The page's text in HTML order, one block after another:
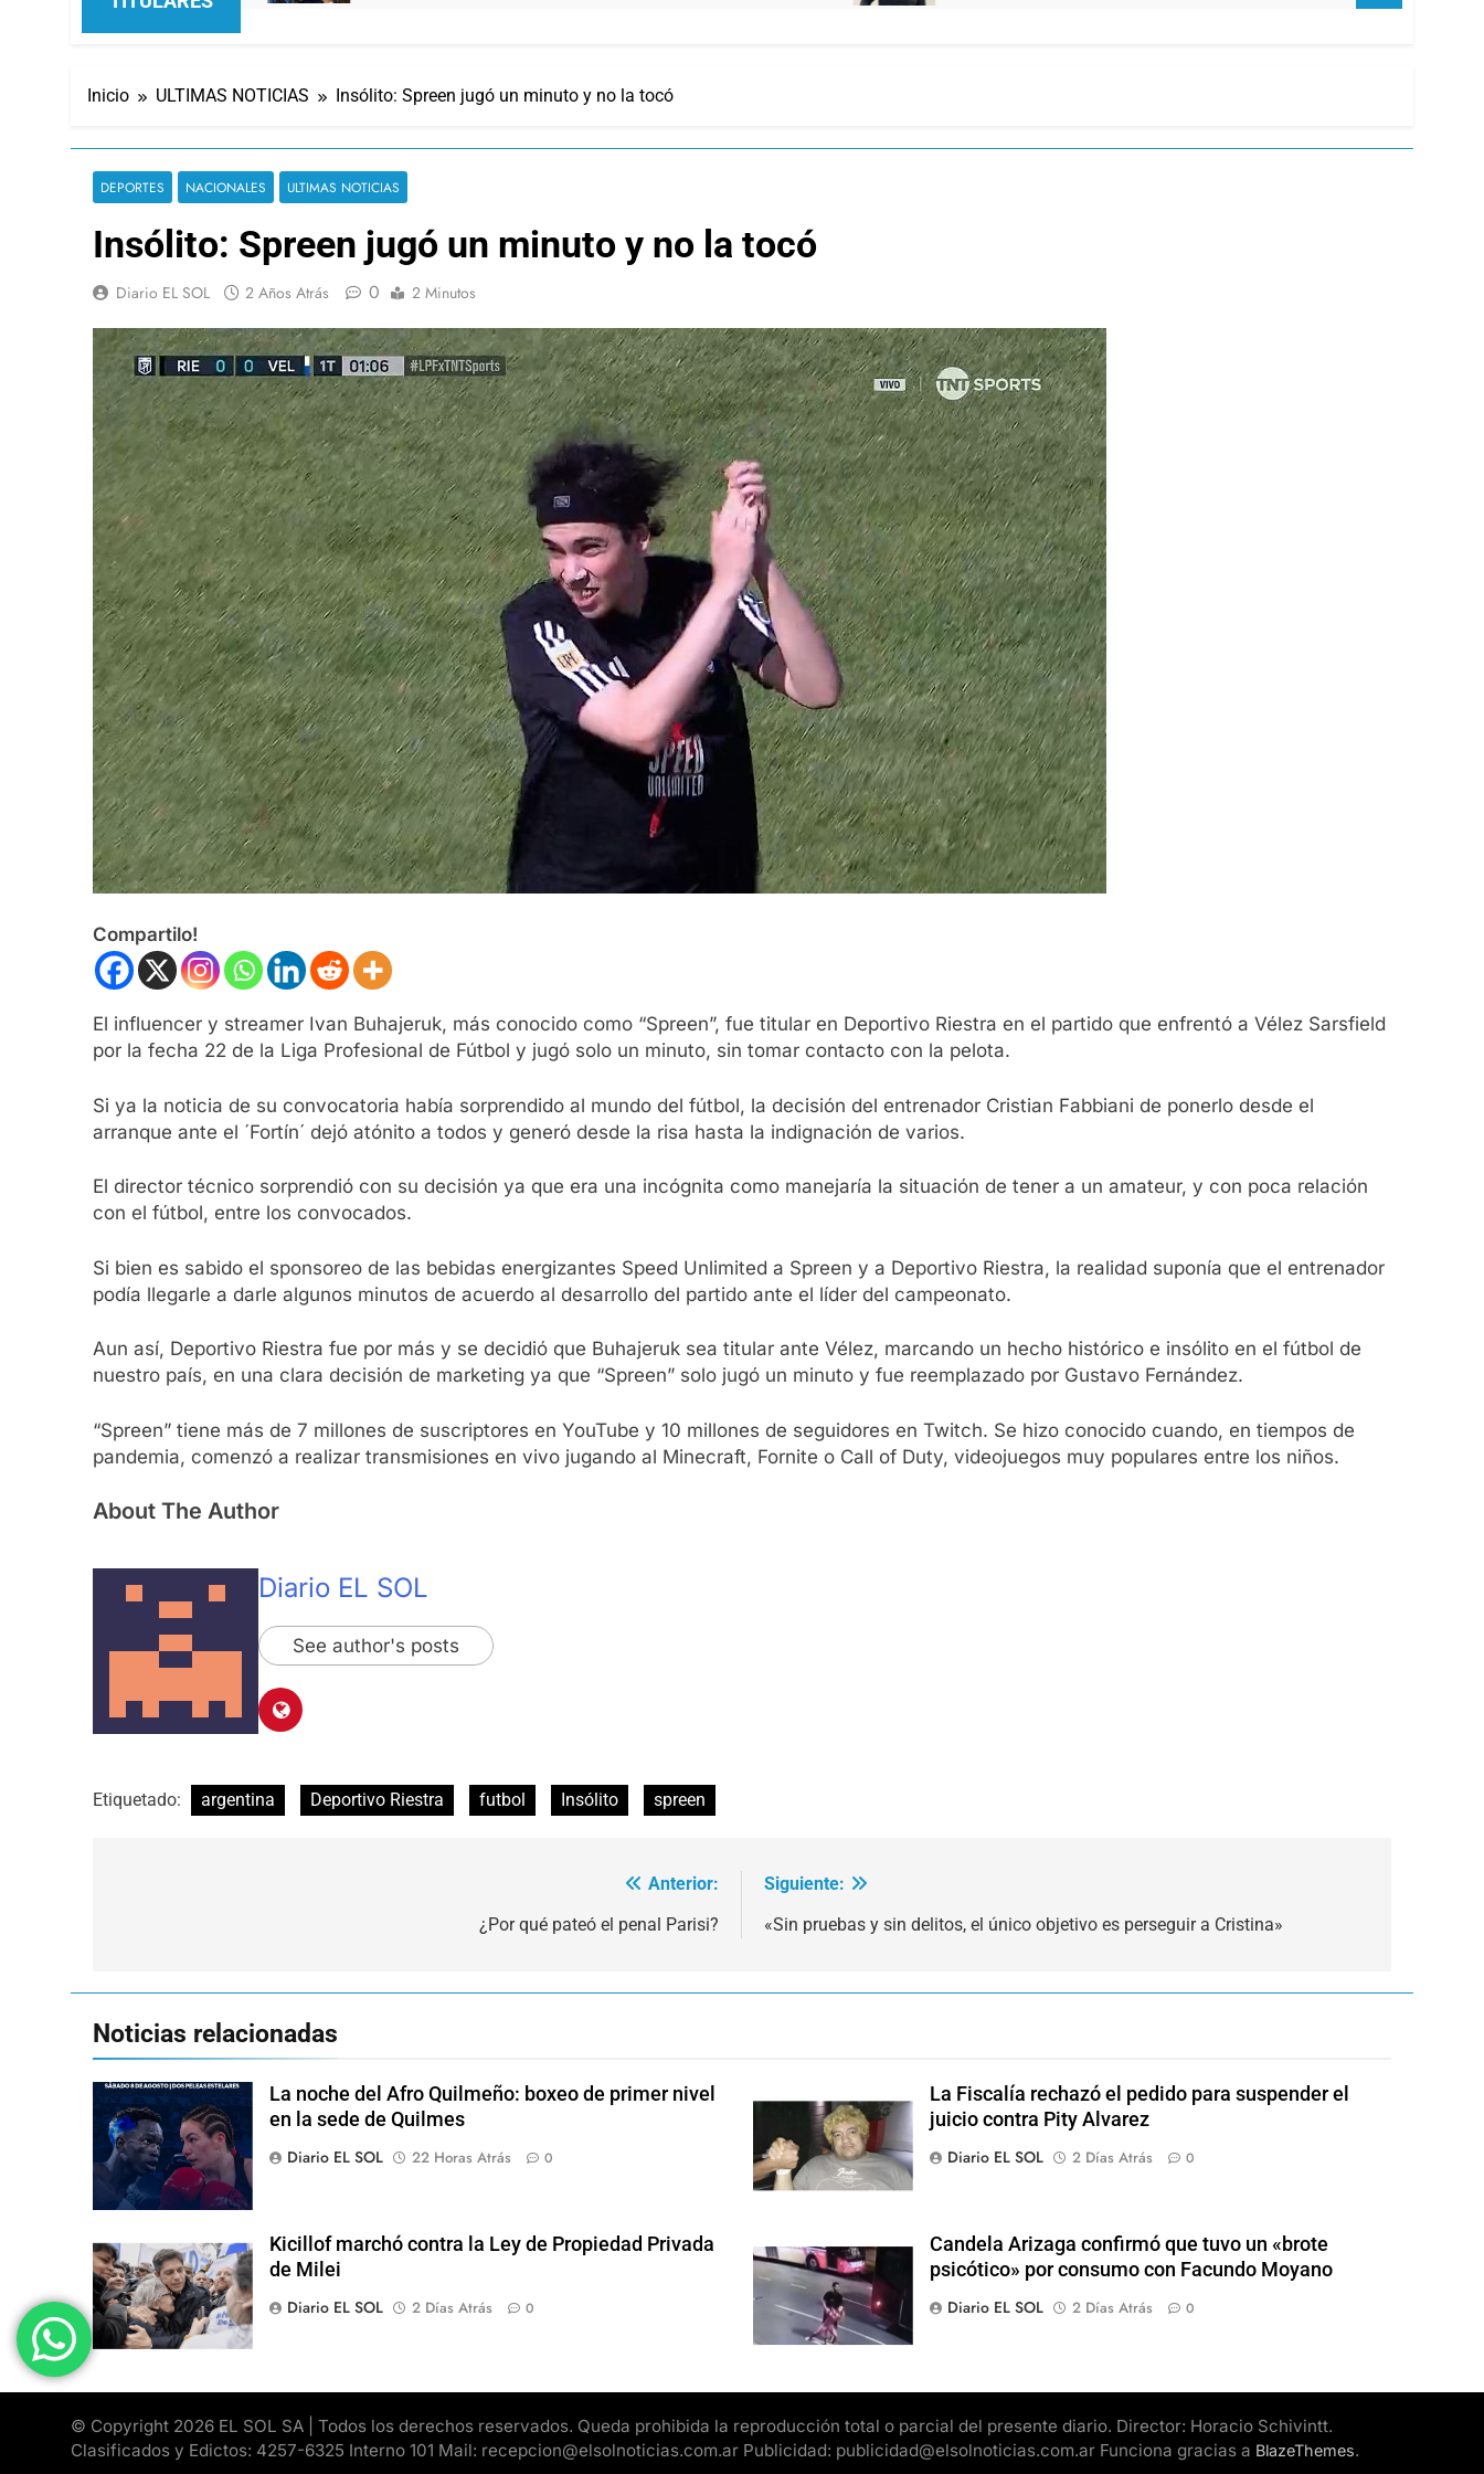
Inicio ULTIMAS NOTICIAS Insólito: Spreen jugó un minuto y no la tocó
DEPORTES NACIONALES ULTIMAS NOTICIAS
Insólito: Spreen jugó un minuto y no la tocó
Diario EL SOL 2 Años Atrás 0 2 Minutos
Compartilo!
El influencer y streamer Ivan Buhajeruk, más conocido como “Spreen”, fue titular en Deportivo Riestra en el partido que enfrentó a Vélez Sarsfield
por la fecha 22 de la Liga Profesional de Fútbol y jugó solo un minuto, sin tomar contacto con la pelota.
Si ya la noticia de su convocatoria había sorprendido al mundo del fútbol, la decisión del entrenador Cristian Fabbiani de ponerlo desde el
arranque ante el ´Fortín´ dejó atónito a todos y generó desde la risa hasta la indignación de varios.
El director técnico sorprendió con su decisión ya que era una incógnita como manejaría la situación de tener a un amateur, y con poca relación
con el fútbol, entre los convocados.
Si bien es sabido el sponsoreo de las bebidas energizantes Speed Unlimited a Spreen y a Deportivo Riestra, la realidad suponía que el entrenador
podía llegarle a darle algunos minutos de acuerdo al desarrollo del partido ante el líder del campeonato.
Aun así, Deportivo Riestra fue por más y se decidió que Buhajeruk sea titular ante Vélez, marcando un hecho histórico e insólito en el fútbol de
nuestro país, en una clara decisión de marketing ya que “Spreen” solo jugó un minuto y fue reemplazado por Gustavo Fernández.
“Spreen” tiene más de 7 millones de suscriptores en YouTube y 10 millones de seguidores en Twitch. Se hizo conocido cuando, en tiempos de
pandemia, comenzó a realizar transmisiones en vivo jugando al Minecraft, Fornite o Call of Duty, videojuegos muy populares entre los niños.
About The Author
Diario EL SOL
See author's posts
Etiquetado: argentina Deportivo Riestra futbol Insólito spreen
Anterior:
¿Por qué pateó el penal Parisi?
Siguiente:
«Sin pruebas y sin delitos, el único objetivo es perseguir a Cristina»
Noticias relacionadas
La noche del Afro Quilmeño: boxeo de primer nivel
en la sede de Quilmes
Diario EL SOL
22 Horas Atrás 0
La Fiscalía rechazó el pedido para suspender el
juicio contra Pity Alvarez
Diario EL SOL
2 Días Atrás 0
Kicillof marchó contra la Ley de Propiedad Privada
de Milei
Diario EL SOL
2 Días Atrás 0
Candela Arizaga confirmó que tuvo un «brote
psicótico» por consumo con Facundo Moyano
Diario EL SOL
2 Días Atrás 0
© Copyright 2026 EL SOL SA | Todos los derechos reservados. Queda prohibida la reproducción total o parcial del presente diario. Director: Horacio Schivintt.
Clasificados y Edictos: 4257-6325 Interno 101 Mail: recepcion@elsolnoticias.com.ar Publicidad: publicidad@elsolnoticias.com.ar Funciona gracias a BlazeThemes.